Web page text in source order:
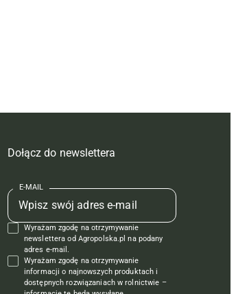
Dołącz do newslettera
E-MAIL
Wyrażam zgodę na otrzymywanie
newslettera od Agropolska.pl na podany
adres e-mail.
Wyrażam zgodę na otrzymywanie
informacji o najnowszych produktach i
dostępnych rozwiązaniach w rolnictwie –